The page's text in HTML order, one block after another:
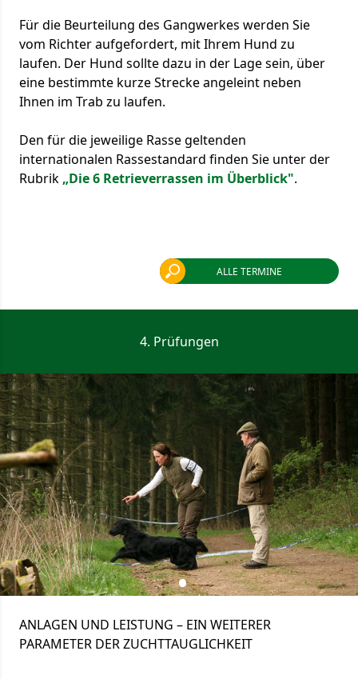
Für die Beurteilung des Gangwerkes werden Sie
vom Richter aufgefordert, mit Ihrem Hund zu
laufen. Der Hund sollte dazu in der Lage sein, über
eine bestimmte kurze Strecke angeleint neben
Ihnen im Trab zu laufen.
Den für die jeweilige Rasse geltenden
internationalen Rassestandard finden Sie unter der
Rubrik „Die 6 Retrieverrassen im Überblick".
ALLE TERMINE
4. Prüfungen
ANLAGEN UND LEISTUNG – EIN WEITERER
PARAMETER DER ZUCHTTAUGLICHKEIT